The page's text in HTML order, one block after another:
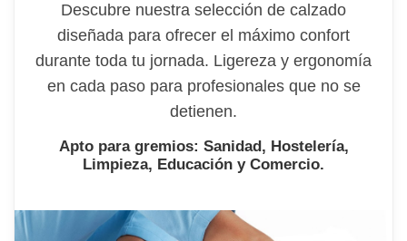
Descubre nuestra selección de calzado
diseñada para ofrecer el máximo confort
durante toda tu jornada. Ligereza y ergonomía
en cada paso para profesionales que no se
detienen.
Apto para gremios: Sanidad, Hostelería,
Limpieza, Educación y Comercio.